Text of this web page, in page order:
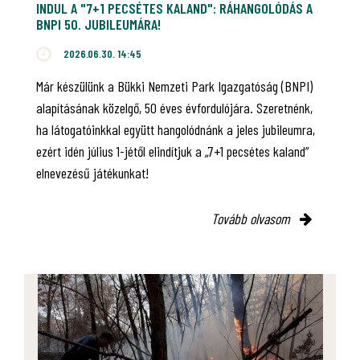
INDUL A "7+1 PECSÉTES KALAND": RÁHANGOLÓDÁS A
BNPI 50. JUBILEUMÁRA!
2026.06.30. 14:45
Már készülünk a Bükki Nemzeti Park Igazgatóság (BNPI)
alapításának közelgő, 50 éves évfordulójára. Szeretnénk,
ha látogatóinkkal együtt hangolódnánk a jeles jubileumra,
ezért idén július 1-jétől elindítjuk a „7+1 pecsétes kaland”
elnevezésű játékunkat!
Tovább olvasom